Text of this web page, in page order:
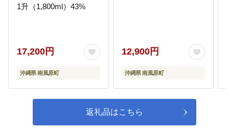
示されております。町民との情報
共有のための広報誌充実や町民が
町の課題解決のため、町長が必要
と考える事業に活用させていただ
1升（1,800ml）43%
17,200円
沖縄県 南風原町
12,900円
沖縄県 南風原町
返礼品はこちら